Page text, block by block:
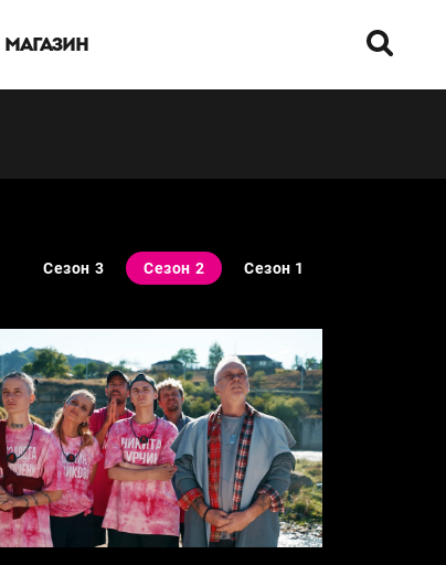
МАГАЗИН
Сезон 3 Сезон 2 Сезон 1